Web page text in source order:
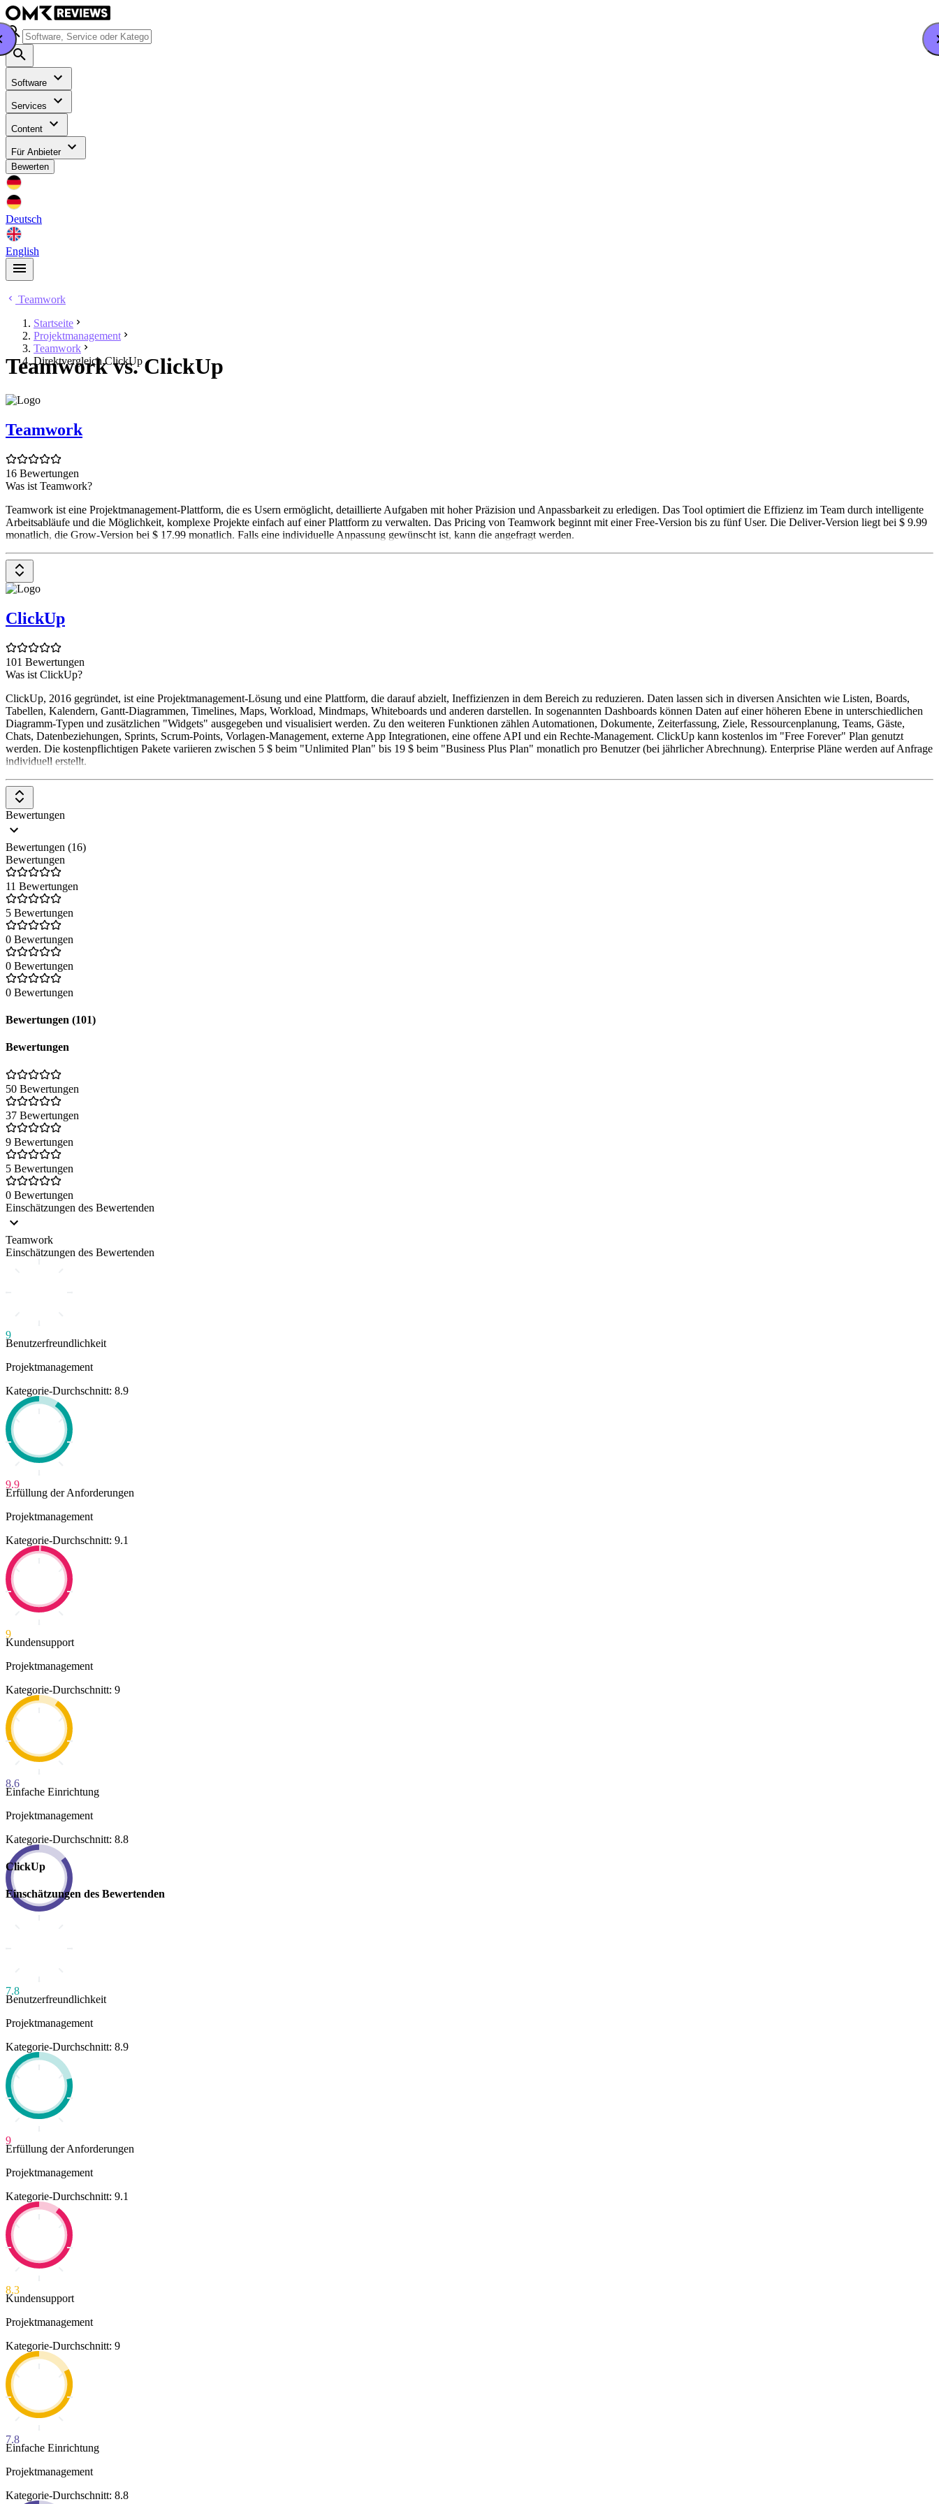
Software
Services
Content
Für Anbieter
Bewerten
Deutsch
English
Teamwork
Startseite
Projektmanagement
Teamwork
Direktvergleich ClickUp
Teamwork vs. ClickUp
Teamwork
16 Bewertungen
Was ist Teamwork?
Teamwork ist eine Projektmanagement-Plattform, die es Usern ermöglicht, detaillierte Aufgaben mit hoher Präzision und Anpassbarkeit zu erledigen. Das Tool optimiert die Effizienz im Team durch intelligente
Arbeitsabläufe und die Möglichkeit, komplexe Projekte einfach auf einer Plattform zu verwalten. Das Pricing von Teamwork beginnt mit einer Free-Version bis zu fünf User. Die Deliver-Version liegt bei $ 9.99
monatlich, die Grow-Version bei $ 17.99 monatlich. Falls eine individuelle Anpassung gewünscht ist, kann die angefragt werden.
ClickUp
101 Bewertungen
Was ist ClickUp?
ClickUp, 2016 gegründet, ist eine Projektmanagement-Lösung und eine Plattform, die darauf abzielt, Ineffizienzen in dem Bereich zu reduzieren. Daten lassen sich in diversen Ansichten wie Listen, Boards,
Tabellen, Kalendern, Gantt-Diagrammen, Timelines, Maps, Workload, Mindmaps, Whiteboards und anderen darstellen. In sogenannten Dashboards können Daten auf einer höheren Ebene in unterschiedlichen
Diagramm-Typen und zusätzlichen "Widgets" ausgegeben und visualisiert werden. Zu den weiteren Funktionen zählen Automationen, Dokumente, Zeiterfassung, Ziele, Ressourcenplanung, Teams, Gäste,
Chats, Datenbeziehungen, Sprints, Scrum-Points, Vorlagen-Management, externe App Integrationen, eine offene API und ein Rechte-Management. ClickUp kann kostenlos im "Free Forever" Plan genutzt
werden. Die kostenpflichtigen Pakete variieren zwischen 5 $ beim "Unlimited Plan" bis 19 $ beim "Business Plus Plan" monatlich pro Benutzer (bei jährlicher Abrechnung). Enterprise Pläne werden auf Anfrage
individuell erstellt.
Bewertungen
Bewertungen (16)
Bewertungen
11 Bewertungen
5 Bewertungen
0 Bewertungen
0 Bewertungen
0 Bewertungen
Bewertungen (101)
Bewertungen
50 Bewertungen
37 Bewertungen
9 Bewertungen
5 Bewertungen
0 Bewertungen
Einschätzungen des Bewertenden
Teamwork
Einschätzungen des Bewertenden
9
Benutzerfreundlichkeit
Projektmanagement
Kategorie-Durchschnitt: 8.9
9.9
Erfüllung der Anforderungen
Projektmanagement
Kategorie-Durchschnitt: 9.1
9
Kundensupport
Projektmanagement
Kategorie-Durchschnitt: 9
8.6
Einfache Einrichtung
Projektmanagement
Kategorie-Durchschnitt: 8.8
ClickUp
Einschätzungen des Bewertenden
7.8
Benutzerfreundlichkeit
Projektmanagement
Kategorie-Durchschnitt: 8.9
9
Erfüllung der Anforderungen
Projektmanagement
Kategorie-Durchschnitt: 9.1
8.3
Kundensupport
Projektmanagement
Kategorie-Durchschnitt: 9
7.8
Einfache Einrichtung
Projektmanagement
Kategorie-Durchschnitt: 8.8